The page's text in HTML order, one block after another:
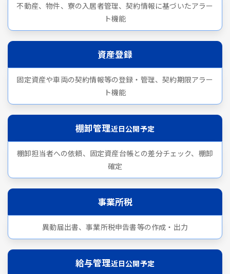
不動産、物件、寮の入居者管理、契約情報に基づいたアラー
ト機能
資産登録
固定資産や車両の契約情報等の登録・管理、契約期限アラー
ト機能
棚卸管理近日公開予定
棚卸担当者への依頼、固定資産台帳との差分チェック、棚卸
確定
事業所税
異動届出書、事業所税申告書等の作成・出力
給与管理近日公開予定